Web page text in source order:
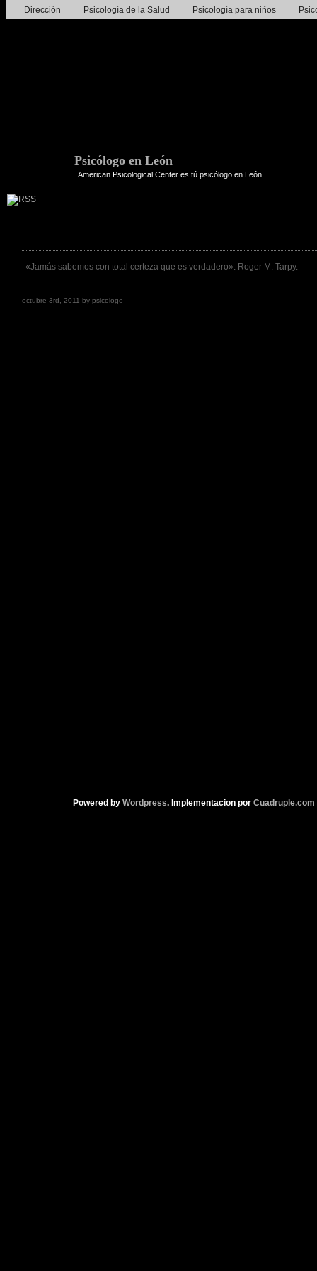
Dirección Psicología de la Salud Psicología para niños
Psicólogo en León
American Psicological Center es tú psicólogo en León
«Jamás sabemos con total certeza que es verdadero». Roger M. Tarpy.
octubre 3rd, 2011 by psicologo
Powered byWordpress. Implementacion porCuadruple.com